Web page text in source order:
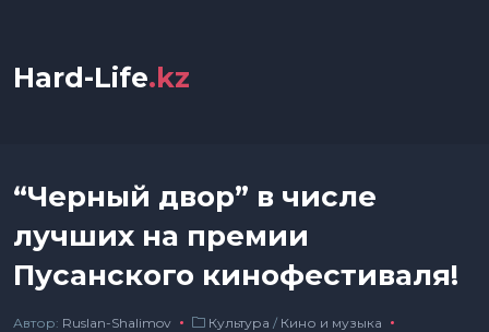
Hard-Life.kz
“Черный двор” в числе
лучших на премии
Пусанского кинофестиваля!
Автор: Ruslan-Shalimov Культура / Кино и музыка